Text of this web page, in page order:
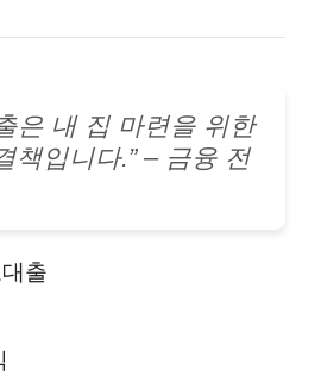
은 내 집 마련을 위한
책입니다.” – 금융 전
출